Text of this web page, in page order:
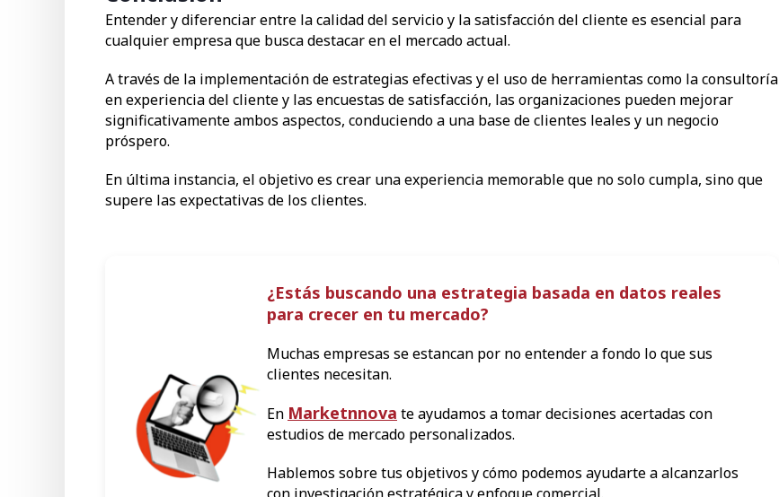
Entender y diferenciar entre la calidad del servicio y la satisfacción del cliente es esencial para
cualquier empresa que busca destacar en el mercado actual.
A través de la implementación de estrategias efectivas y el uso de herramientas como la consultoría
en experiencia del cliente y las encuestas de satisfacción, las organizaciones pueden mejorar
significativamente ambos aspectos, conduciendo a una base de clientes leales y un negocio
próspero.
En última instancia, el objetivo es crear una experiencia memorable que no solo cumpla, sino que
supere las expectativas de los clientes.
¿Estás buscando una estrategia basada en datos reales
para crecer en tu mercado?
Muchas empresas se estancan por no entender a fondo lo que sus
clientes necesitan.
En Marketnnova te ayudamos a tomar decisiones acertadas con
estudios de mercado personalizados.
Hablemos sobre tus objetivos y cómo podemos ayudarte a alcanzarlos